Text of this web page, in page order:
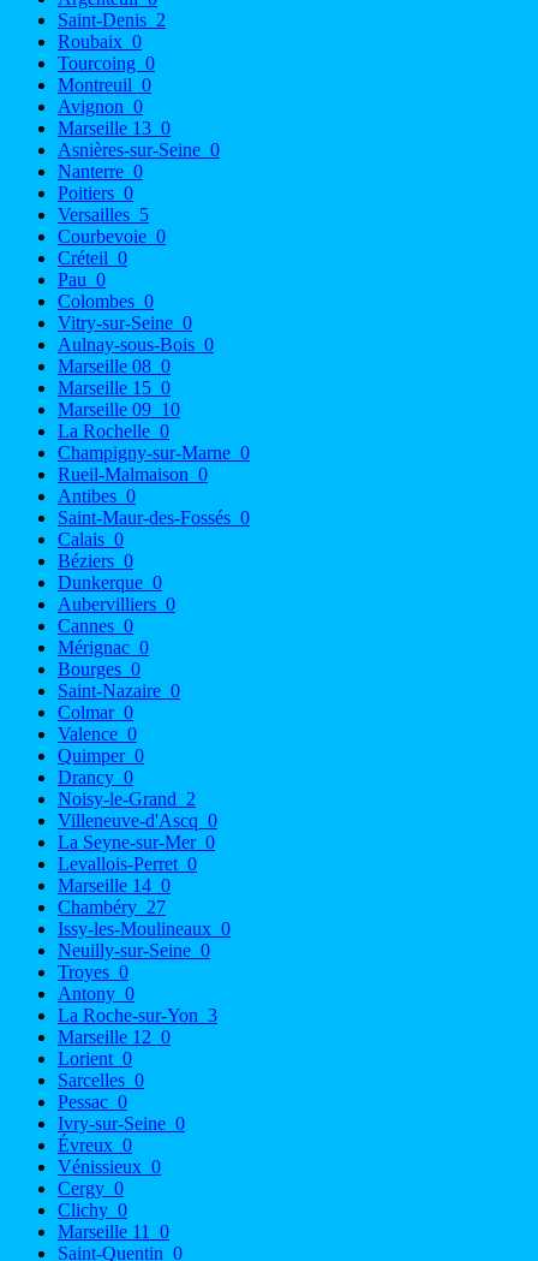
Saint-Denis 2
Roubaix 0
Tourcoing 0
Montreuil 0
Avignon 0
Marseille 13 0
Asnières-sur-Seine 0
Nanterre 0
Poitiers 0
Versailles 5
Courbevoie 0
Créteil 0
Pau 0
Colombes 0
Vitry-sur-Seine 0
Aulnay-sous-Bois 0
Marseille 08 0
Marseille 15 0
Marseille 09 10
La Rochelle 0
Champigny-sur-Marne 0
Rueil-Malmaison 0
Antibes 0
Saint-Maur-des-Fossés 0
Calais 0
Béziers 0
Dunkerque 0
Aubervilliers 0
Cannes 0
Mérignac 0
Bourges 0
Saint-Nazaire 0
Colmar 0
Valence 0
Quimper 0
Drancy 0
Noisy-le-Grand 2
Villeneuve-d'Ascq 0
La Seyne-sur-Mer 0
Levallois-Perret 0
Marseille 14 0
Chambéry 27
Issy-les-Moulineaux 0
Neuilly-sur-Seine 0
Troyes 0
Antony 0
La Roche-sur-Yon 3
Marseille 12 0
Lorient 0
Sarcelles 0
Pessac 0
Ivry-sur-Seine 0
Évreux 0
Vénissieux 0
Cergy 0
Clichy 0
Marseille 11
0
Saint-Quentin 0